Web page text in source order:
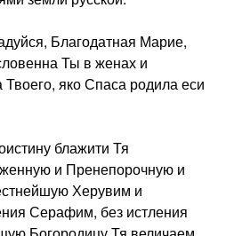
Благодатная Марие,
Ты в женах и
яко Спаса родила еси
блажити Тя
и Пренепорочную и
Херувим и
Серафим, без истления